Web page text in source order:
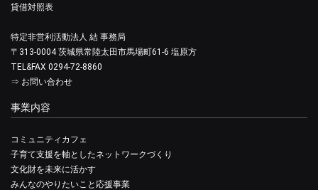
貸借対照表
特定非営利活動法人 結 事務局
〒313-0004 茨城県常陸太田市馬場町61-6 塩原方
TEL&FAX 0294-72-8860
⇒ お問い合わせ
事業内容
コミュニティカフェ
子育て支援を軸としたネットワークづくり
文化財を未来に活かす
みんなのやりたいこと応援事業